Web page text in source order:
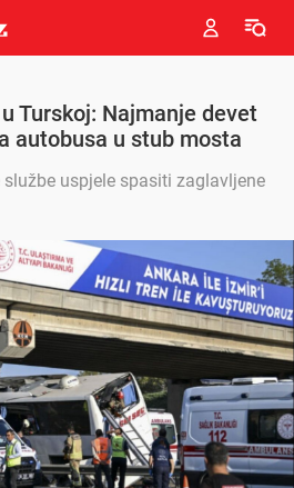
Turskoj: Najmanje devet
autobusa u stub mosta
uspjele spasiti zaglavljene